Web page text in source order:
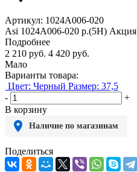
Артикул: 1024А006-020
Asi 1024А006-020 р.(5Н) Акция
Подробнее
2 210 руб. 4 420 руб.
Мало
Варианты товара:
Цвет: Черный Размер: 37,5
-
+
В корзину
Наличие по магазинам
Поделиться